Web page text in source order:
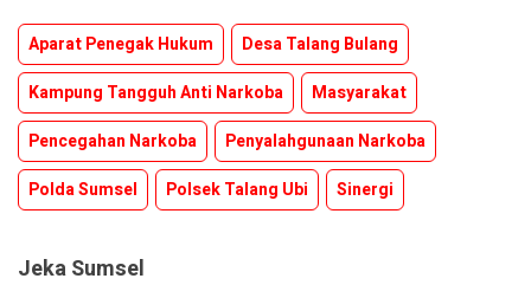
Aparat Penegak Hukum
Desa Talang Bulang
Kampung Tangguh Anti Narkoba
Masyarakat
Pencegahan Narkoba
Penyalahgunaan Narkoba
Polda Sumsel
Polsek Talang Ubi Sinergi
Jeka Sumsel